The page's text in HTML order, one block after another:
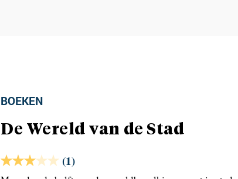
BOEKEN
De Wereld van de Stad
(1)